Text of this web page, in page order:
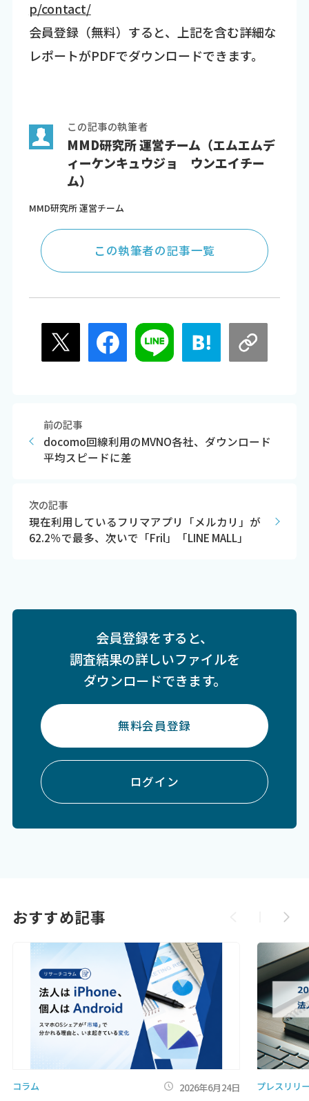
p/contact/
会員登録（無料）すると、上記を含む詳細な
レポートがPDFでダウンロードできます。
この記事の執筆者
MMD研究所 運営チーム（エムエムデ
ィーケンキュウジョ ウンエイチー
ム）
MMD研究所 運営チーム
この執筆者の記事一覧
前の記事
docomo回線利用のMVNO各社、ダウンロード
平均スピードに差
次の記事
現在利用しているフリマアプリ「メルカリ」が
62.2％で最多、次いで「Fril」「LINE MALL」
会員登録をすると、
調査結果の詳しいファイルを
ダウンロードできます。
無料会員登録
ログイン
おすすめ記事
コラム 2026年6月24日 プレスリリ